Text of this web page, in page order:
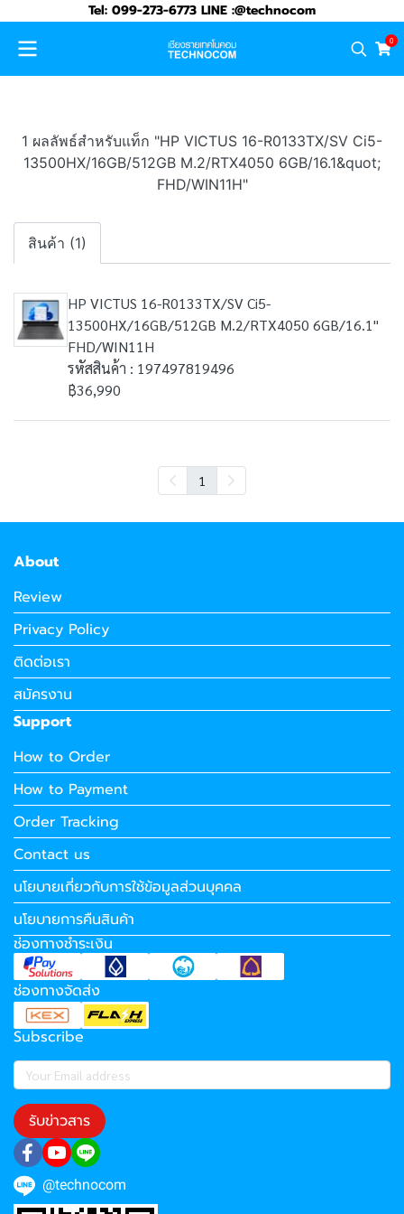
Tel: 099-273-6773 LINE :@technocom
0
1 ผลลัพธ์สำหรับแท็ก "HP VICTUS 16-R0133TX/SV Ci5-
13500HX/16GB/512GB M.2/RTX4050 6GB/16.1&quot;
FHD/WIN11H"
สินค้า (1)
HP VICTUS 16-R0133TX/SV Ci5-
13500HX/16GB/512GB M.2/RTX4050 6GB/16.1"
FHD/WIN11H
รหัสสินค้า : 197497819496
฿36,990
1
About
Review
Privacy Policy
ติดต่อเรา
สมัครงาน
Support
How to Order
How to Payment
Order Tracking
Contact us
นโยบายเกี่ยวกับการใช้ข้อมูลส่วนบุคคล
นโยบายการคืนสินค้า
ช่องทางชำระเงิน
ช่องทางจัดส่ง
Subscribe
รับข่าวสาร
@technocom